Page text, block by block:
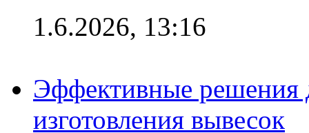
1.6.2026, 13:16
Эффективные решения
изготовления вывесок